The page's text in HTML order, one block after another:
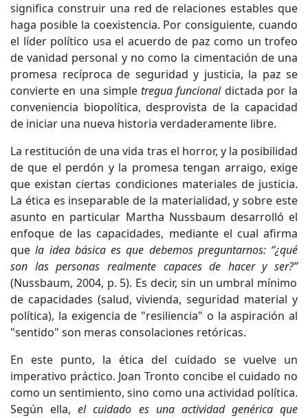
significa construir una red de relaciones estables que
haga posible la coexistencia. Por consiguiente, cuando
el líder político usa el acuerdo de paz como un trofeo
de vanidad personal y no como la cimentación de una
promesa recíproca de seguridad y justicia, la paz se
convierte en una simple tregua funcionaldictada por la
conveniencia biopolítica, desprovista de la capacidad
de iniciar una nueva historia verdaderamente libre.
La restitución de una vida tras el horror, y la posibilidad
de que el perdón y la promesa tengan arraigo, exige
que existan ciertas condiciones materiales de justicia.
La ética es inseparable de la materialidad, y sobre este
asunto en particular Martha Nussbaum desarrolló el
enfoque de las capacidades, mediante el cual afirma
quela idea básica es que debemos preguntarnos: “¿qué
son las personas realmente capaces de hacer y ser?”
(Nussbaum, 2004, p. 5). Es decir, sin un umbral mínimo
de capacidades (salud, vivienda, seguridad material y
política), la exigencia de "resiliencia" o la aspiración al
"sentido" son meras consolaciones retóricas.
En este punto, la ética del cuidado se vuelve un
imperativo práctico. Joan Tronto concibe el cuidado no
como un sentimiento, sino como una actividad política.
Según ella,el cuidado es una actividad genérica que